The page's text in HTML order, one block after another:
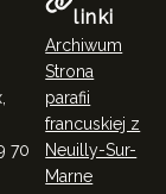
70
linki
Archiwum
Strona
parafii
francuskiej z
Neuilly-Sur-
Marne